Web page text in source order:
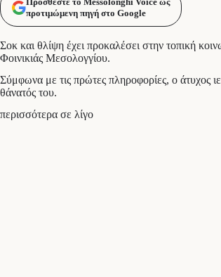
προτιμώμενη πηγή στο Google
Σοκ και θλίψη έχει προκαλέσει στην τοπική
Φοινικιάς Μεσολογγίου.
Σύμφωνα με τις πρώτες πληροφορίες, ο άτυχος
θάνατός του.
περισσότερα σε λίγο